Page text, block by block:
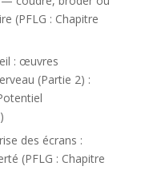
(PFLG : Chapitre
: œuvres
(Partie 2) :
des écrans :
(PFLG : Chapitre